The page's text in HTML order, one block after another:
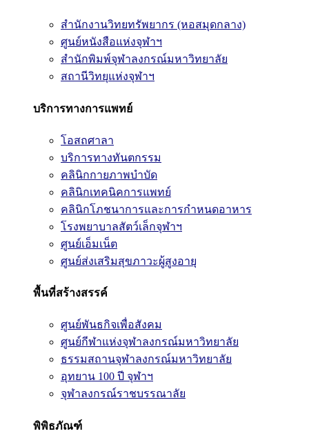
สำนักงานวิทยทรัพยากร (หอสมุดกลาง)
ศูนย์หนังสือแห่งจุฬาฯ
สำนักพิมพ์จุฬาลงกรณ์มหาวิทยาลัย
สถานีวิทยุแห่งจุฬาฯ
บริการทางการแพทย์
โอสถศาลา
บริการทางทันตกรรม
คลินิกกายภาพบำบัด
คลินิกเทคนิคการแพทย์
คลินิกโภชนาการและการกำหนดอาหาร
โรงพยาบาลสัตว์เล็กจุฬาฯ
ศูนย์เอ็มเน็ต
ศูนย์ส่งเสริมสุขภาวะผู้สูงอายุ
พื้นที่สร้างสรรค์
ศูนย์พันธกิจเพื่อสังคม
ศูนย์กีฬาแห่งจุฬาลงกรณ์มหาวิทยาลัย
ธรรมสถานจุฬาลงกรณ์มหาวิทยาลัย
อุทยาน 100 ปี จุฬาฯ
จุฬาลงกรณ์ราชบรรณาลัย
พิพิธภัณฑ์